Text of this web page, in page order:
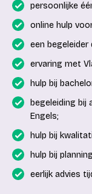
persoonlijke
online hulp
een begeleider
ervaring met
hulp bij
begeleiding bij
Engels;
hulp bij
hulp bij
eerlijk advies